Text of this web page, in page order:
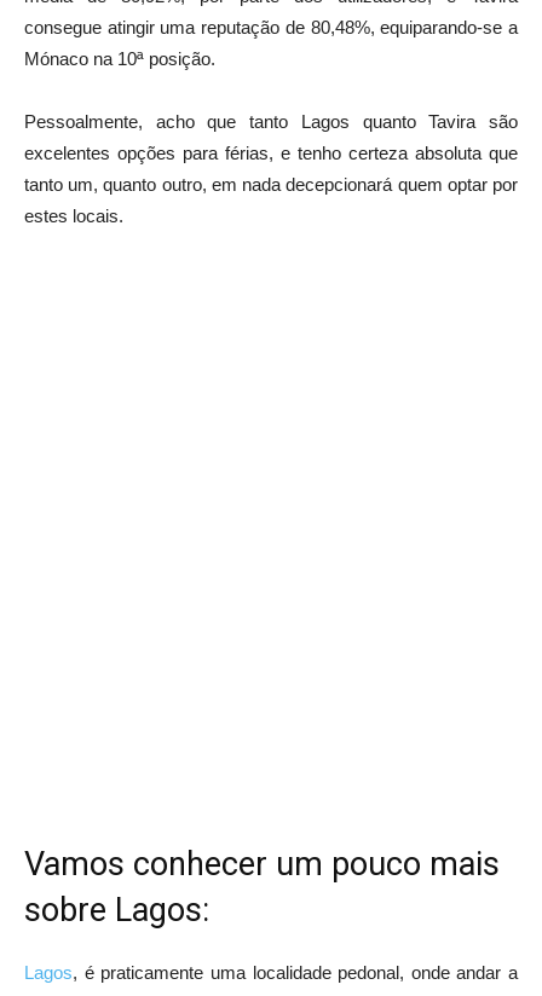
consegue atingir uma reputação de 80,48%, equiparando-se a
Mónaco na 10ª posição.
Pessoalmente, acho que tanto Lagos quanto Tavira são
excelentes opções para férias, e tenho certeza absoluta que
tanto um, quanto outro, em nada decepcionará quem optar por
estes locais.
Vamos conhecer um pouco mais
sobre Lagos:
Lagos, é praticamente uma localidade pedonal, onde andar a